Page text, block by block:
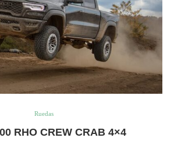
Ruedas
RHO CREW CRAB 4×4